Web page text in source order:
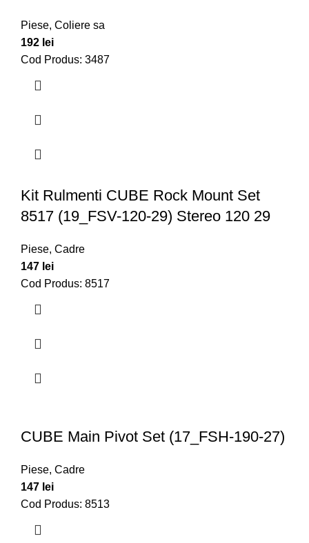
Piese, Coliere sa
192 lei
Cod Produs: 3487
Kit Rulmenti CUBE Rock Mount Set
8517 (19_FSV-120-29) Stereo 120 29
Piese, Cadre
147 lei
Cod Produs: 8517
CUBE Main Pivot Set (17_FSH-190-27)
Piese, Cadre
147 lei
Cod Produs: 8513